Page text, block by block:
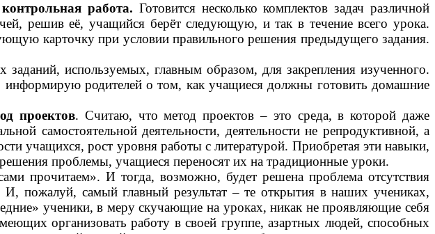
работа. Готовится несколько комплектов задач различной
решив её, учащийся берёт следующую, и так в течение всего урока.
карточку при условии правильного решения предыдущего задания.
используемых, главным образом, для закрепления изученного.
информирую родителей о том, как учащиеся должны готовить домашние
проектов. Считаю, что метод проектов – это среда, в которой даже
самостоятельной деятельности, деятельности не репродуктивной, а
учащихся, рост уровня работы с литературой. Приобретая эти навыки,
проблемы, учащиеся переносят их на традиционные уроки.
прочитаем». И тогда, возможно, будет решена проблема отсутствия
пожалуй, самый главный результат – те открытия в наших учениках,
ученики, в меру скучающие на уроках, никак не проявляющие себя
организовать работу в своей группе, азартных людей, способных